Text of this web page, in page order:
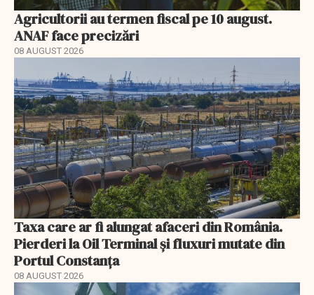
Agricultorii au termen fiscal pe 10 august.
ANAF face precizări
08 AUGUST 2026
Taxa care ar fi alungat afaceri din România.
Pierderi la Oil Terminal și fluxuri mutate din
Portul Constanța
08 AUGUST 2026